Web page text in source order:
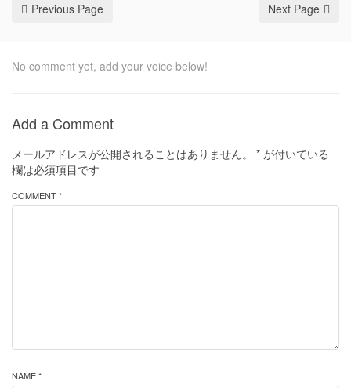
Previous Page Next Page
No comment yet, add your voice below!
Add a Comment
メールアドレスが公開されることはありません。 * が付いている
欄は必須項目です
COMMENT *
NAME *